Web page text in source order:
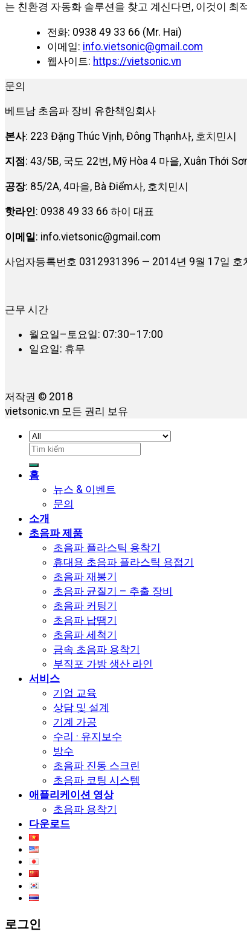
는 친환경 자동화 솔루션을 찾고 계신다면, 이것이 최
전화: 0938 49 33 66 (Mr. Hai)
이메일: info.vietsonic@gmail.com
웹사이트: https://vietsonic.vn
문의
베트남 초음파 장비 유한책임회사
본사: 223 Đặng Thúc Vịnh, Đông Thạnh사, 호치민시
지점 : 43/5B, 국도 22번, Mỹ Hòa 4 마을, Xuân Thới
공장: 85/2A, 4마을, Bà Điểm사, 호치민시
핫라인: 0938 49 33 66 하이 대표
이메일: info.vietsonic@gmail.com
사업자등록번호 0312931396 — 2014년 9월 17일 호
근무 시간
월요일–토요일: 07:30–17:00
일요일: 휴무
저작권 © 2018
vietsonic.vn 모든 권리 보유
검
색:
홈
뉴스 & 이벤트
문의
소개
초음파 제품
초음파 플라스틱 용착기
휴대용 초음파 플라스틱 용접기
초음파 재봉기
초음파 균질기 – 추출 장비
초음파 커팅기
초음파 납땜기
초음파 세척기
금속 초음파 용착기
부직포 가방 생산 라인
서비스
기업 교육
상담 및 설계
기계 가공
수리 · 유지보수
방수
초음파 진동 스크린
초음파 코팅 시스템
애플리케이션 영상
초음파 용착기
다운로드
로그인